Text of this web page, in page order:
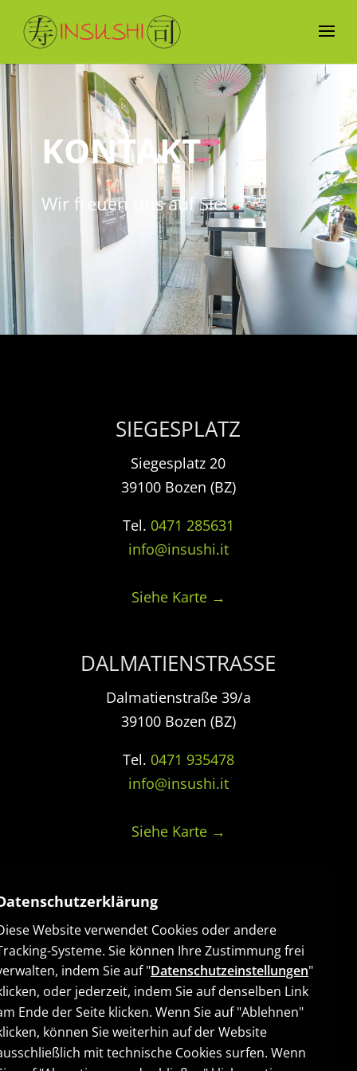
KONTAKT
Wir freuen uns auf Sie!
SIEGESPLATZ
Siegesplatz 20
39100 Bozen (BZ)
Tel. 0471 285631
info@insushi.it
Siehe Karte →
DALMATIENSTRASSE
Dalmatienstraße 39/a
39100 Bozen (BZ)
Tel. 0471 935478
info@insushi.it
Siehe Karte →
ÖFFNUNGSZEITEN
Montag-Freitag
11:30 – 14:30 Uhr | 17:30 – 22:30 Uhr
Samstag und Sonntag
17:30 – 22:30 Uhr
Website verwendet Cookies oder andere
Systeme. Sie können Ihre Zustimmung frei
indem Sie auf "Datenschutzeinstellungen"
oder jederzeit, indem Sie auf denselben Link
Ende der Seite klicken. Wenn Sie auf "Ablehnen"
können Sie weiterhin auf der Website
mit technische Cookies surfen. Wenn